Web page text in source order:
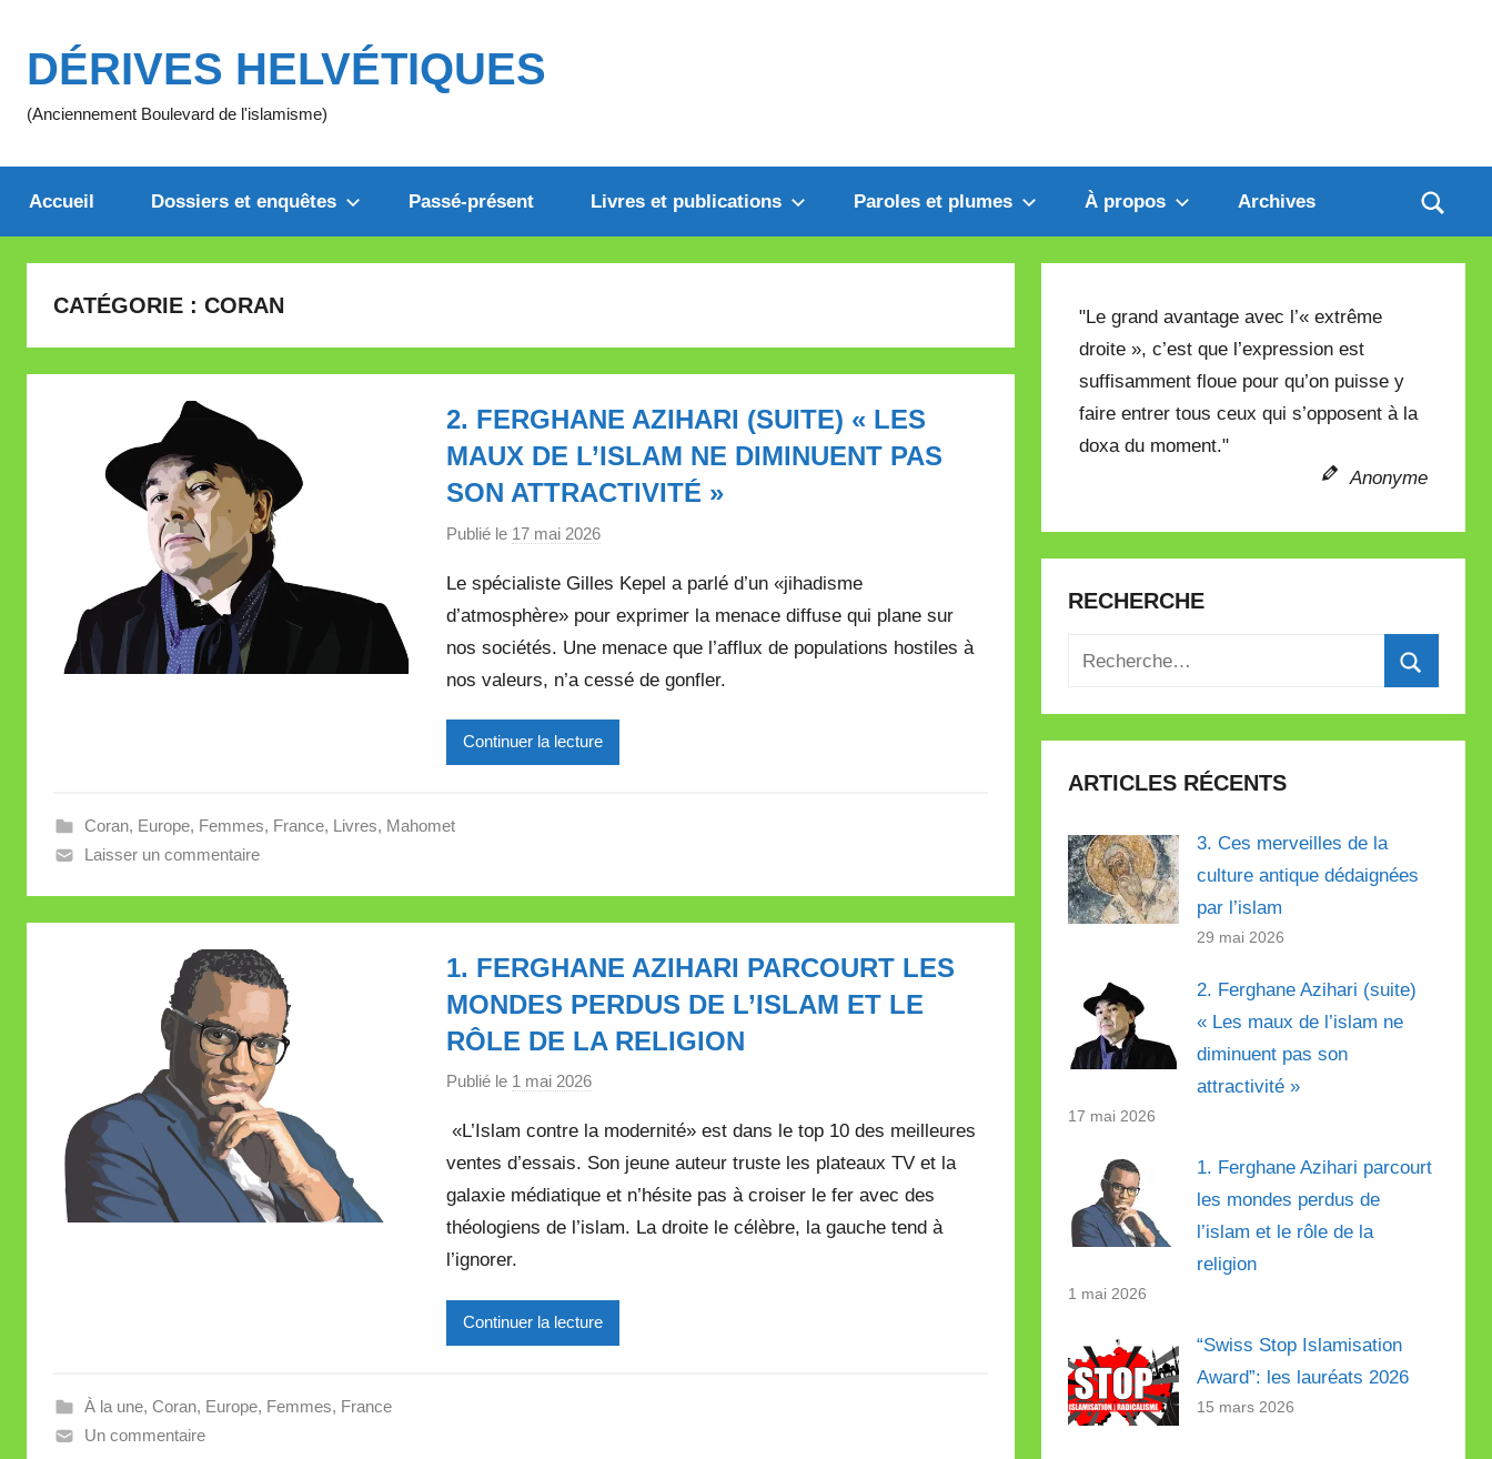
contenu
DÉRIVES HELVÉTIQUES
(Anciennement Boulevard de l'islamisme)
Accueil Dossiers et enquêtes Passé-présent Livres et publications Paroles et plumes À propos Archives
CATÉGORIE : CORAN
2. FERGHANE AZIHARI (SUITE) « LES
MAUX DE L’ISLAM NE DIMINUENT PAS
SON ATTRACTIVITÉ »
Publié le 17 mai 2026p
r
M
i
r
i
l
e
t
e
Le spécialiste Gilles Kepel a parlé d’un «jihadisme
d’atmosphère» pour exprimer la menace diffuse qui plane sur
nos sociétés. Une menace que l’afflux de populations hostiles à
nos valeurs, n’a cessé de gonfler.
Continuer la lecture
Coran, Europe, Femmes, France, Livres, Mahomet
Laisser un commentaire
1. FERGHANE AZIHARI PARCOURT LES
MONDES PERDUS DE L’ISLAM ET LE
RÔLE DE LA RELIGION
Publié le 1 mai 2026p
r
M
i
r
«L’Islam contre la modernité» est dans le top 10 des meilleures
ventes d’essais. Son jeune auteur truste les plateaux TV et la
galaxie médiatique et n’hésite pas à croiser le fer avec des
théologiens de l’islam. La droite le célèbre, la gauche tend à
l’ignorer.
Continuer la lecture
À la une, Coran, Europe, Femmes, France
Un commentaire
"Le grand avantage avec l’« extrême
droite », c’est que l’expression est
suffisamment floue pour qu’on puisse y
faire entrer tous ceux qui s’opposent à la
doxa du moment."
Anonyme
RECHERCHE
Recherche
:
ARTICLES RÉCENTS
3. Ces merveilles de la
culture antique dédaignées
par l’islam
29 mai 2026
2. Ferghane Azihari (suite)
« Les maux de l’islam ne
diminuent pas son
attractivité »
17 mai 2026
1. Ferghane Azihari parcourt
les mondes perdus de
l’islam et le rôle de la
religion
1 mai 2026
“Swiss Stop Islamisation
Award”: les lauréats 2026
15 mars 2026